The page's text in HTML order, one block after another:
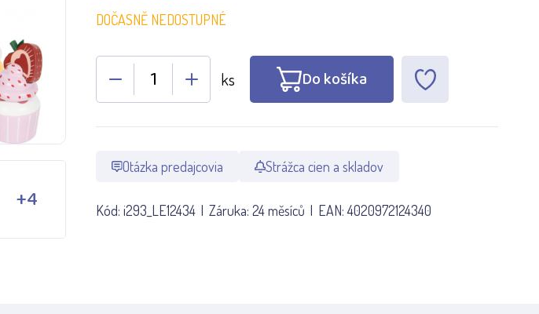
DOČASNĚ NEDOSTUPNÉ
ks Do košíka
Otázka predajcovia Strážca cien a skladov
Kód: i293_LE12434 Záruka: 24 měsíců EAN:4020972124340